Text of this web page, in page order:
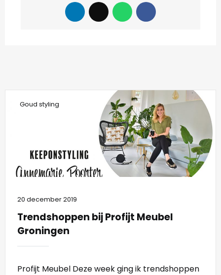
Goud styling
20 december 2019
Trendshoppen bij Profijt Meubel
Groningen
Profijt Meubel Deze week ging ik trendshoppen